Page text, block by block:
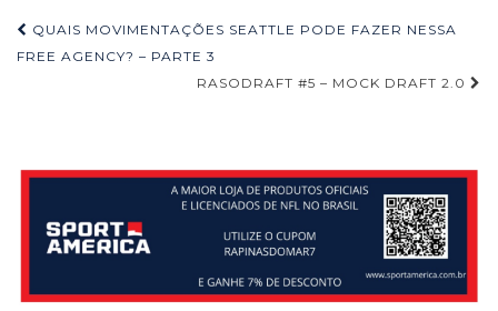
Navegação
de
QUAIS MOVIMENTAÇÕES SEATTLE PODE FAZER NESSA
FREE AGENCY? – PARTE 3
RASODRAFT #5 – MOCK DRAFT 2.0